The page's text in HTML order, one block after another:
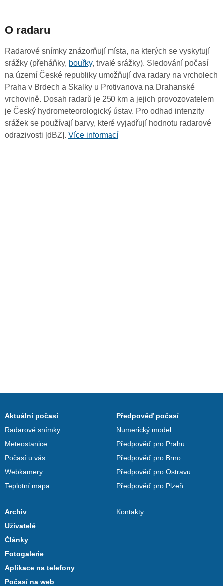
O radaru
Radarové snímky znázorňují místa, na kterých se vyskytují
srážky (přeháňky, bouřky, trvalé srážky). Sledování počasí
na území České republiky umožňují dva radary na vrcholech
Praha v Brdech a Skalky u Protivanova na Drahanské
vrchovině. Dosah radarů je 250 km a jejich provozovatelem
je Český hydrometeorologický ústav. Pro odhad intenzity
srážek se používají barvy, které vyjadřují hodnotu radarové
odrazivosti [dBZ]. Více informací
Aktuální počasí
Radarové snímky
Meteostanice
Počasí u vás
Webkamery
Teplotní mapa
Předpověď počasí
Numerický model
Předpověď pro Prahu
Předpověď pro Brno
Předpověď pro Ostravu
Předpověď pro Plzeň
Archiv
Uživatelé
Články
Fotogalerie
Aplikace na telefony
Počasí na web
Kontakty